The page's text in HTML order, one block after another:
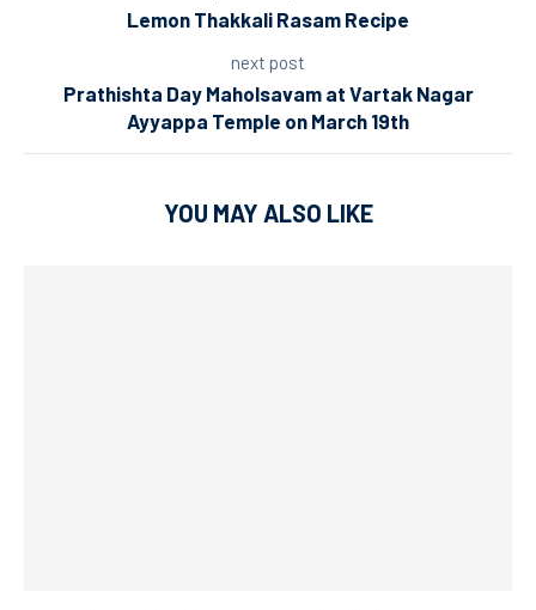
Lemon Thakkali Rasam Recipe
next post
Prathishta Day Maholsavam at Vartak Nagar
Ayyappa Temple on March 19th
YOU MAY ALSO LIKE